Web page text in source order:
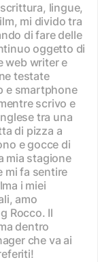
lingue,
mi divido tra
di fare delle
oggetto di
web writer e
testate
e smartphone
scrivo e
tra una
di pizza a
e gocce di
mia stagione
mi fa sentire
i miei
amo
Rocco. Il
dentro
che va ai